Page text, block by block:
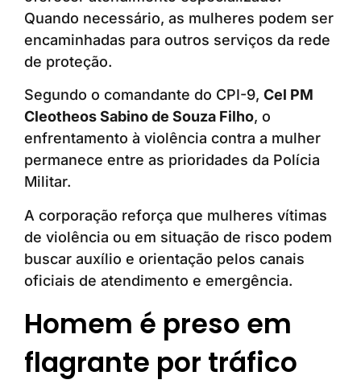
Quando necessário, as mulheres podem ser
encaminhadas para outros serviços da rede
de proteção.
Segundo o comandante do CPI-9, Cel PM
Cleotheos Sabino de Souza Filho, o
enfrentamento à violência contra a mulher
permanece entre as prioridades da Polícia
Militar.
A corporação reforça que mulheres vítimas
de violência ou em situação de risco podem
buscar auxílio e orientação pelos canais
oficiais de atendimento e emergência.
Homem é preso em
flagrante por tráfico